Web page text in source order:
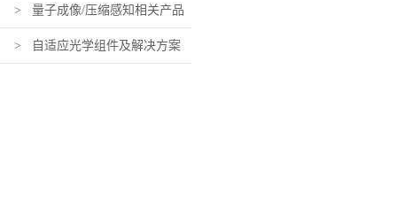
picking）系统及组件
> 量子成像/压缩感知相关产品
> 自适应光学组件及解决方案